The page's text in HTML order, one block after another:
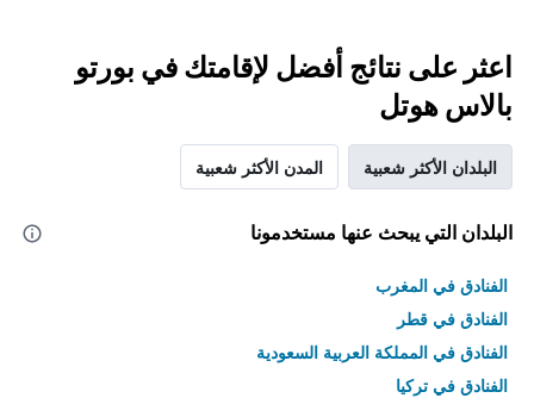
اعثر على نتائج أفضل لإقامتك في بورتو
بالاس هوتل
البلدان الأكثر شعبية المدن الأكثر شعبية
البلدان التي يبحث عنها مستخدمونا
الفنادق في المغرب
الفنادق في قطر
الفنادق في المملكة العربية السعودية
الفنادق في تركيا